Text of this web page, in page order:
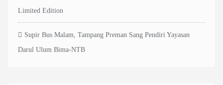
Limited Edition
Supir Bus Malam, Tampang Preman Sang Pendiri Yayasan
Darul Ulum Bima-NTB